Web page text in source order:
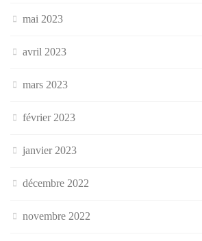
mai 2023
avril 2023
mars 2023
février 2023
janvier 2023
décembre 2022
novembre 2022